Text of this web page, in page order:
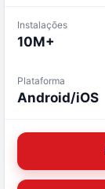
Instalações
10M+
Plataforma
Android/iOS